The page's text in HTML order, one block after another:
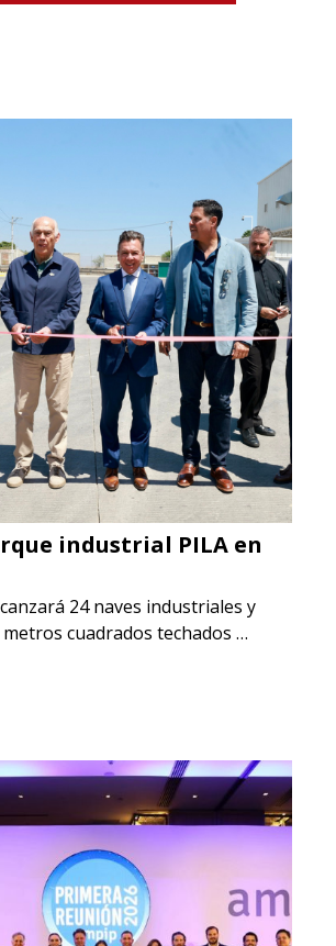
industrial PILA en
24 naves industriales y
metros cuadrados techados …